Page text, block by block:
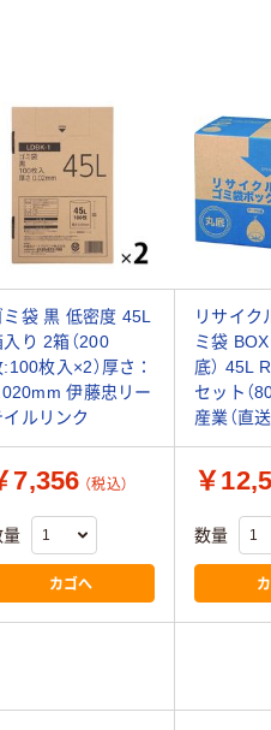
ミ袋 黒 低密度 45L
入り 2箱（200
枚入×2）厚さ：
伊藤忠リー
イルリンク
リサイク
ミ袋
底） 45L
セット（
産業（直送
7,356 （税込）
量
カゴへ
￥
数量